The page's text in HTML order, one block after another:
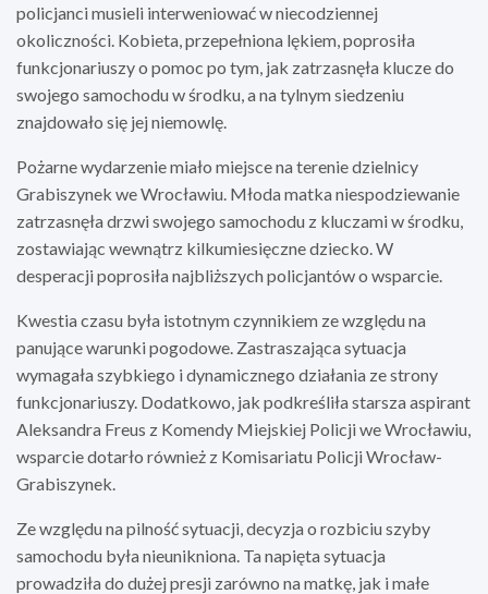
policjanci musieli interweniować w niecodziennej
okoliczności. Kobieta, przepełniona lękiem, poprosiła
funkcjonariuszy o pomoc po tym, jak zatrzasnęła klucze do
swojego samochodu w środku, a na tylnym siedzeniu
znajdowało się jej niemowlę.
Pożarne wydarzenie miało miejsce na terenie dzielnicy
Grabiszynek we Wrocławiu. Młoda matka niespodziewanie
zatrzasnęła drzwi swojego samochodu z kluczami w środku,
zostawiając wewnątrz kilkumiesięczne dziecko. W
desperacji poprosiła najbliższych policjantów o wsparcie.
Kwestia czasu była istotnym czynnikiem ze względu na
panujące warunki pogodowe. Zastraszająca sytuacja
wymagała szybkiego i dynamicznego działania ze strony
funkcjonariuszy. Dodatkowo, jak podkreśliła starsza aspirant
Aleksandra Freus z Komendy Miejskiej Policji we Wrocławiu,
wsparcie dotarło również z Komisariatu Policji Wrocław-
Grabiszynek.
Ze względu na pilność sytuacji, decyzja o rozbiciu szyby
samochodu była nieunikniona. Ta napięta sytuacja
prowadziła do dużej presji zarówno na matkę, jak i małe